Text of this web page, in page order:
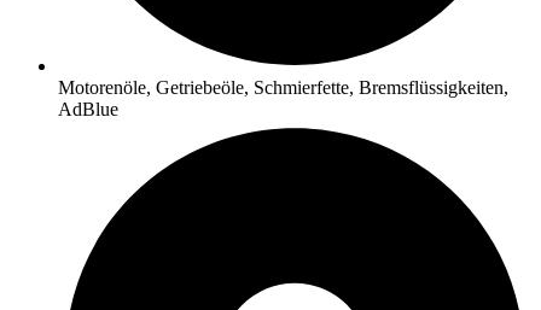
Motorenöle, Getriebeöle, Schmierfette, Bremsflüssigkeiten,
AdBlue